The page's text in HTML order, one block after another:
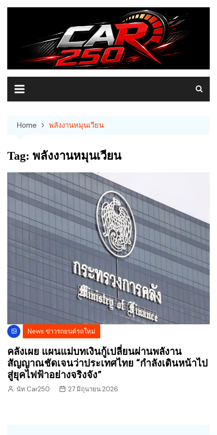
Skip
Home พลังงานหมุนเวียน
Tag: พลังงานหมุนเวียน
News ข่าวรถยนต์รถใหม่
คลังเผย แผนแม่บทเงินกู้เปลี่ยนผ่านพลังาน
สัญญาณชัดเจนว่าประเทศไทย “กำลังเดินหน้าไป
สู่ยุคไฟฟ้าอย่างจริงจัง”
นัท Car250 27 มิถุนายน 2026